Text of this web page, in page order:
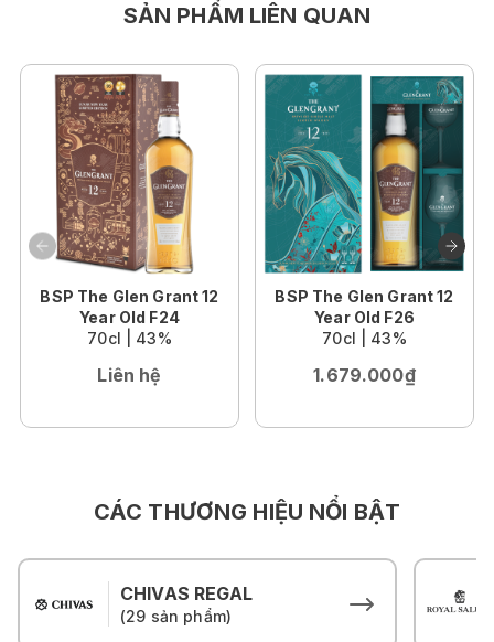
SẢN PHẨM LIÊN QUAN
BSP The Glen Grant 12
Year Old F24
70cl | 43%
Liên hệ
BSP The Glen Grant 12
Year Old F26
70cl | 43%
1.679.000₫
CÁC THƯƠNG HIỆU NỔI BẬT
CHIVAS REGAL
(29 sản phẩm)